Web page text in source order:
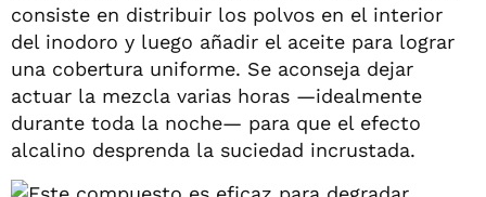
consiste en distribuir los polvos en el interior
del inodoro y luego añadir el aceite para lograr
una cobertura uniforme. Se aconseja dejar
actuar la mezcla varias horas —idealmente
durante toda la noche— para que el efecto
alcalino desprenda la suciedad incrustada.